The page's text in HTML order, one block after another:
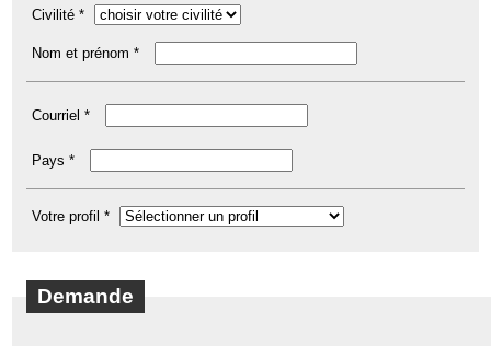
Civilité *
Nom et prénom *
Courriel *
Pays *
Votre profil *
Demande